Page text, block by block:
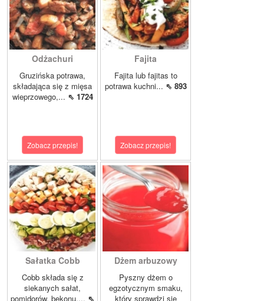
Odżachuri
Gruzińska potrawa,
składająca się z mięsa
wieprzowego,... ⇖ 1724
Zobacz przepis!
Fajita
Fajita lub fajitas to
potrawa kuchni... ⇖ 893
Zobacz przepis!
Sałatka Cobb
Cobb składa się z
siekanych sałat,
pomidorów, bekonu,... ⇖
Dżem arbuzowy
Pyszny dżem o
egzotycznym smaku,
który sprawdzi się